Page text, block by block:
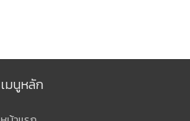
เมนูหลัก